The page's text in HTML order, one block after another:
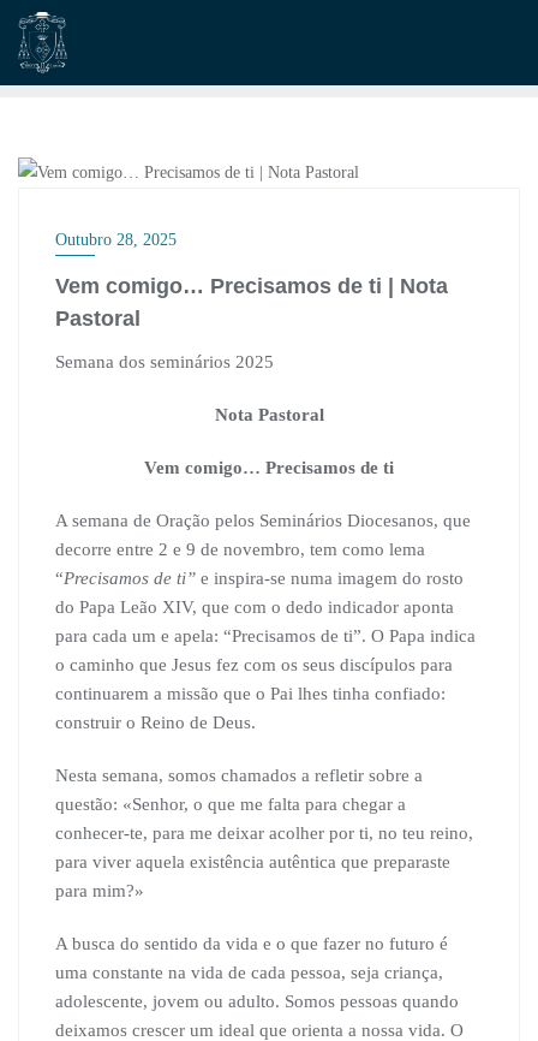
Skip
content
Outubro 28, 2025
Vem comigo… Precisamos de ti | Nota
Pastoral
Semana dos seminários 2025
Nota Pastoral
Vem comigo… Precisamos de ti
A semana de Oração pelos Seminários Diocesanos, que
decorre entre 2 e 9 de novembro, tem como lema
“Precisamos de ti” e inspira-se numa imagem do rosto
do Papa Leão XIV, que com o dedo indicador aponta
para cada um e apela: “Precisamos de ti”. O Papa indica
o caminho que Jesus fez com os seus discípulos para
continuarem a missão que o Pai lhes tinha confiado:
construir o Reino de Deus.
Nesta semana, somos chamados a refletir sobre a
questão: «Senhor, o que me falta para chegar a
conhecer-te, para me deixar acolher por ti, no teu reino,
para viver aquela existência autêntica que preparaste
para mim?»
A busca do sentido da vida e o que fazer no futuro é
uma constante na vida de cada pessoa, seja criança,
adolescente, jovem ou adulto. Somos pessoas quando
deixamos crescer um ideal que orienta a nossa vida. O